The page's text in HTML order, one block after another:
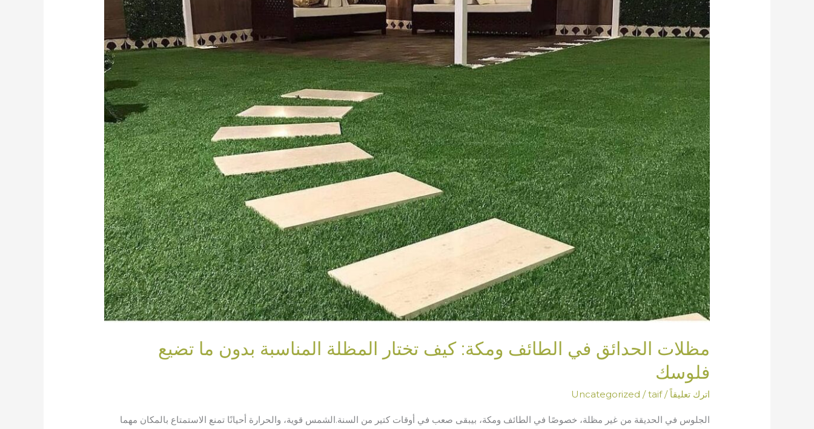
مظلات الحدائق في الطائف ومكة: كيف تختار المظلة المناسبة بدون ما تضيع
فلوسك
اترك تعليقاً /
Uncategorized /taif
الجلوس في الحديقة من غير مظلة، خصوصًا في الطائف ومكة، بيبقى صعب في أوقات كتير من السنة.الشمس قوية، والحرارة أحيانًا تمنع الاستمتاع بالمكان مهما